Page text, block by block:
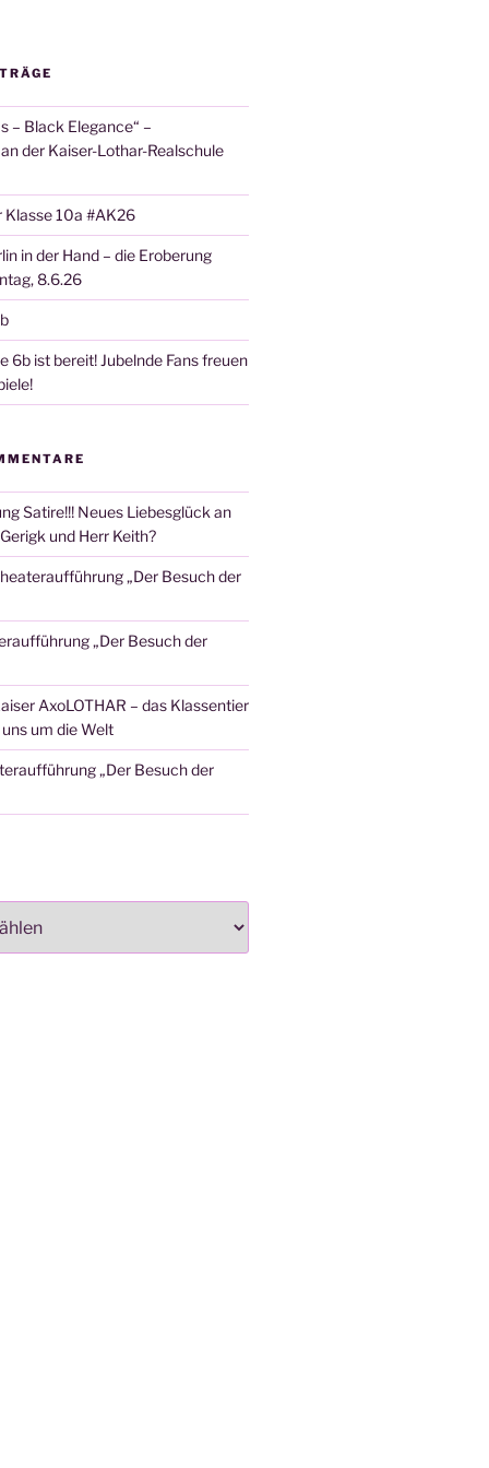
– Black Elegance“ –
der Kaiser-Lothar-Realschule
10a #AK26
in der Hand – die Eroberung
8.6.26
6b ist bereit! Jubelnde Fans freuen
Satire!!! Neues Liebesglück an
und Herr Keith?
„Der Besuch der
„Der Besuch der
AxoLOTHAR – das Klassentier
um die Welt
„Der Besuch der